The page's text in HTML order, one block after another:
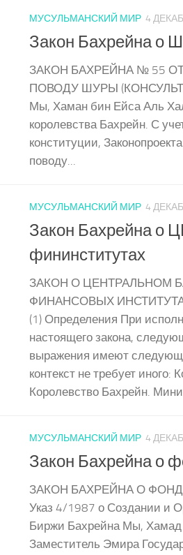
МУСУЛЬМАНСКИЙ МИР 4
Закон Бахрейна о
ЗАКОН БАХРЕЙНА № 55
ПОВОДУ ШУРЫ
Мы, Хаман бин Ейса Аль
королевства Бахрейн. С
конституции,
поводу...
МУСУЛЬМАНСКИЙ МИР 4
Закон Бахрейна о
фининститутах
ЗАКОН О ЦЕНТРАЛЬНОМ
ФИНАНСОВЫХ
(1) Определения При
настоящего закона,
выражения имеют
контекст не требует иного:
Королевство Бахрейн.
МУСУЛЬМАНСКИЙ МИР 4
Закон Бахрейна о
ЗАКОН БАХРЕЙНА О
Указ 4/1987 о Создании и
Биржи Бахрейна Мы,
Заместитель Эмира